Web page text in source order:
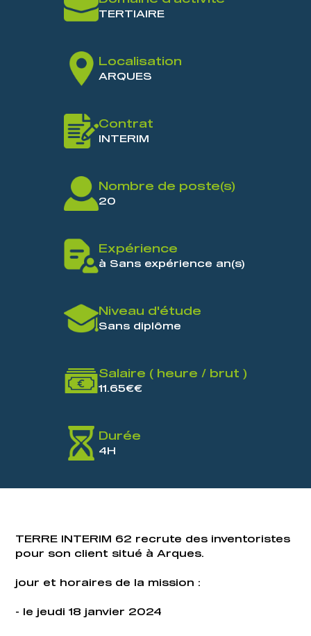
TERTIAIRE
Localisation
ARQUES
Contrat
INTERIM
Nombre de poste(s)
20
Expérience
à Sans expérience an(s)
Niveau d'étude
Sans diplôme
Salaire ( heure / brut )
11.65€€
Durée
4H
TERRE INTERIM 62 recrute des inventoristes
pour son client situé à Arques.
jour et horaires de la mission :
- le jeudi 18 janvier 2024